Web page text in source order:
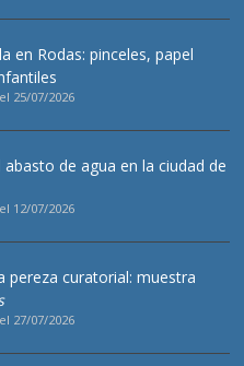
en Rodas: pinceles, papel
25/07/2026
de agua en la ciudad de
12/07/2026
pereza curatorial: muestra
27/07/2026